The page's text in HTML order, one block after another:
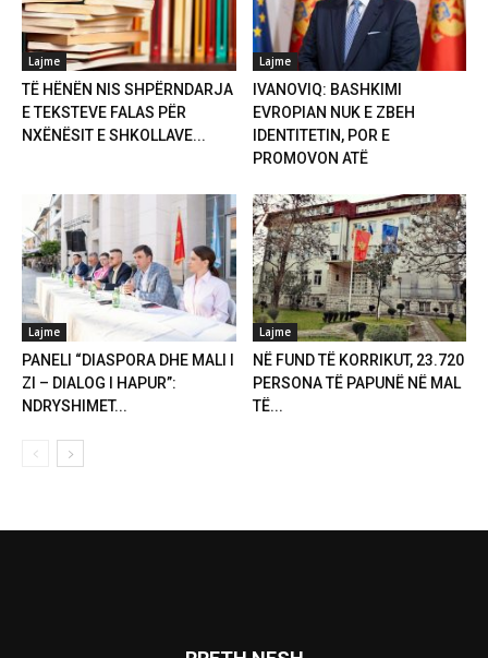
Lajme
TË HËNËN NIS SHPËRNDARJA
E TEKSTEVE FALAS PËR
NXËNËSIT E SHKOLLAVE...
Lajme
IVANOVIQ: BASHKIMI
EVROPIAN NUK E ZBEH
IDENTITETIN, POR E
PROMOVON ATË
Lajme
PANELI “DIASPORA DHE MALI I
ZI – DIALOG I HAPUR”:
NDRYSHIMET...
Lajme
NË FUND TË KORRIKUT, 23.720
PERSONA TË PAPUNË NË MAL
TË...